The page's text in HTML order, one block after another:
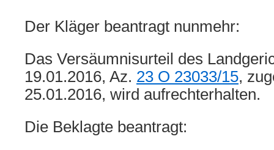
Der Kläger beantragt nunmehr:
Das Versäumnisurteil des
19.01.2016, Az. 23 O 23033/15,
25.01.2016, wird aufrechterhalten.
Die Beklagte beantragt: